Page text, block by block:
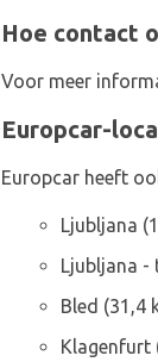
Hoe contact
Voor meer
Europcar-
Europcar heeft
Ljubljana
Ljubljana -
Bled (31,4
Klagenfurt